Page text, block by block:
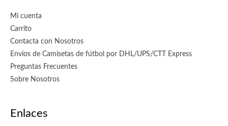
Mi cuenta
Carrito
Contacta con Nosotros
Envíos de Camisetas de fútbol por DHL/UPS/CTT Express
Preguntas Frecuentes
Sobre Nosotros
Enlaces